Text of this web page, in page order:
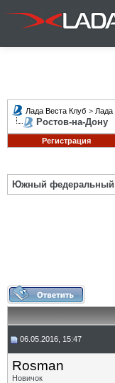
Лада Веста Клуб > Лада
Ростов-на-Дону
Регистрация
Южный федеральный
06.05.2016, 15:47
Rosman
Новичок